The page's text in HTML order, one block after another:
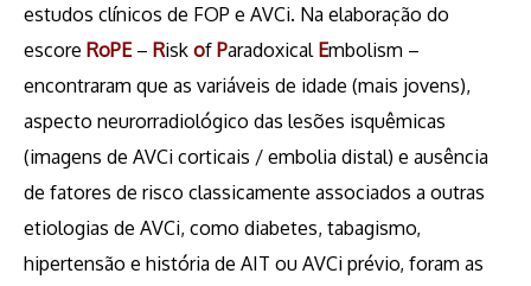
estudos clínicos de FOP e AVCi. Na elaboração do
escore RoPE– Risk of Paradoxical Embolism –
encontraram que as variáveis de idade (mais jovens),
aspecto neurorradiológico das lesões isquêmicas
(imagens de AVCi corticais / embolia distal) e ausência
de fatores de risco classicamente associados a outras
etiologias de AVCi, como diabetes, tabagismo,
hipertensão e história de AIT ou AVCi prévio, foram as